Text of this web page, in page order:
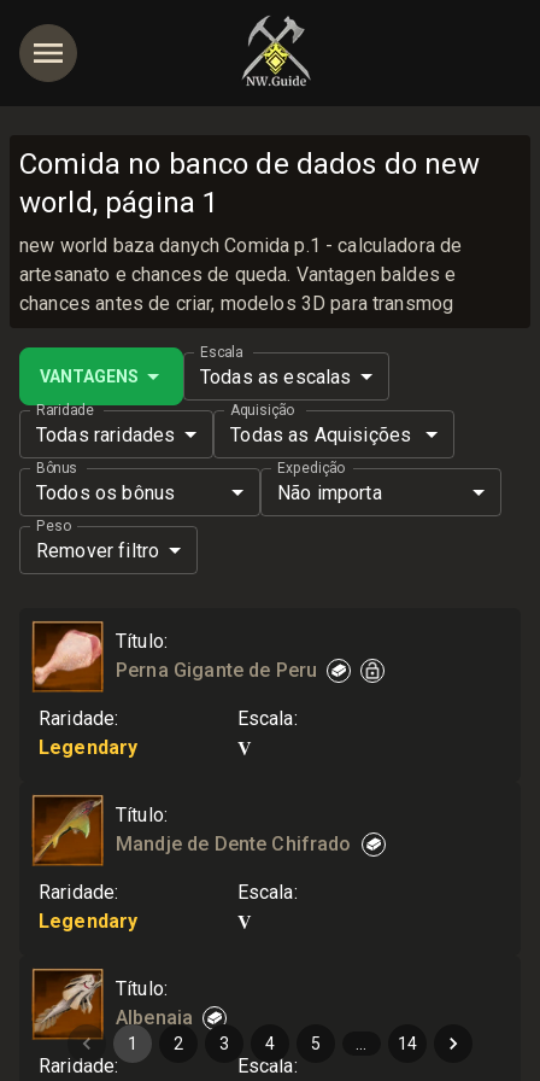
Comida no banco de dados do new
world, página 1
new world baza danych Comida p.1 - calculadora de
artesanato e chances de queda. Vantagen baldes e
chances antes de criar, modelos 3D para transmog
VANTAGENS
Escala
Todas as escalas
Raridade
Todas raridades
Aquisição
Todas as Aquisições
Bônus
Todos os bônus
Expedição
Não importa
Peso
Remover filtro
Título:
Perna Gigante de Peru
Raridade:
Legendary
Escala:
V
Título:
Mandje de Dente Chifrado
Raridade:
Legendary
Escala:
V
Título:
Albenaja
Raridade: Escala:
1 2 3 4 5 14